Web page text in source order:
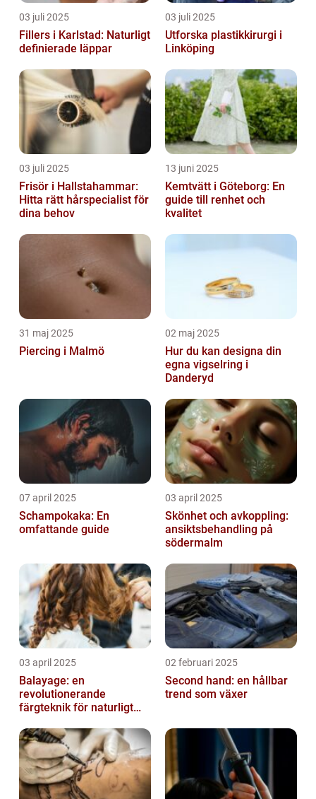
03 juli 2025
Fillers i Karlstad: Naturligt
definierade läppar
03 juli 2025
Utforska plastikkirurgi i
Linköping
03 juli 2025
Frisör i Hallstahammar:
Hitta rätt hårspecialist för
dina behov
13 juni 2025
Kemtvätt i Göteborg: En
guide till renhet och
kvalitet
31 maj 2025
Piercing i Malmö
02 maj 2025
Hur du kan designa din
egna vigselring i
Danderyd
07 april 2025
Schampokaka: En
omfattande guide
03 april 2025
Skönhet och avkoppling:
ansiktsbehandling på
södermalm
03 april 2025
Balayage: en
revolutionerande
färgteknik för naturligt
02 februari 2025
Second hand: en hållbar
trend som växer